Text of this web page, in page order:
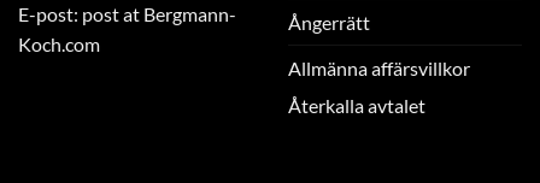
E-post: post at Bergmann-
Koch.com
Ångerrätt
Allmänna affärsvillkor
Återkalla avtalet